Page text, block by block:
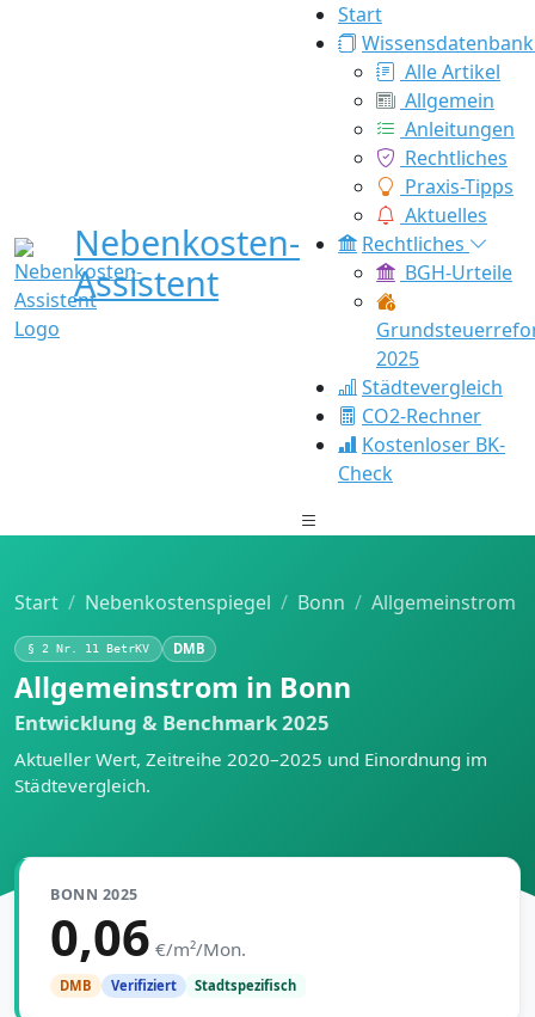
Nebenkosten-
Assistent
Start
Wissensdatenbank
Alle Artikel
Allgemein
Anleitungen
Rechtliches
Praxis-Tipps
Aktuelles
Rechtliches
BGH-Urteile
2025
Städtevergleich
CO2-Rechner
Kostenloser BK-
Check
Start Nebenkostenspiegel Bonn Allgemeinstrom
§ 2 Nr. 11 BetrKV DMB
Allgemeinstrom in Bonn
Entwicklung & Benchmark 2025
Aktueller Wert, Zeitreihe 2020–2025 und Einordnung im
Städtevergleich.
BONN 2025
0,06 €/m²/Mon.
DMB Verifiziert Stadtspezifisch